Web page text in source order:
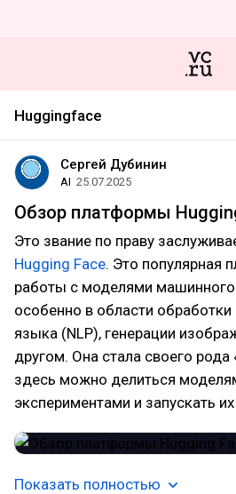
Huggingface
Сергей Дубинин
AI 25.07.2025
Обзор платформы
Это звание по праву
Hugging Face. Это популярная
работы с моделями машинного
особенно в области обработки
языка (NLP), генерации
другом. Она стала своего рода
здесь можно делиться
экспериментами и запускать
Показать полностью